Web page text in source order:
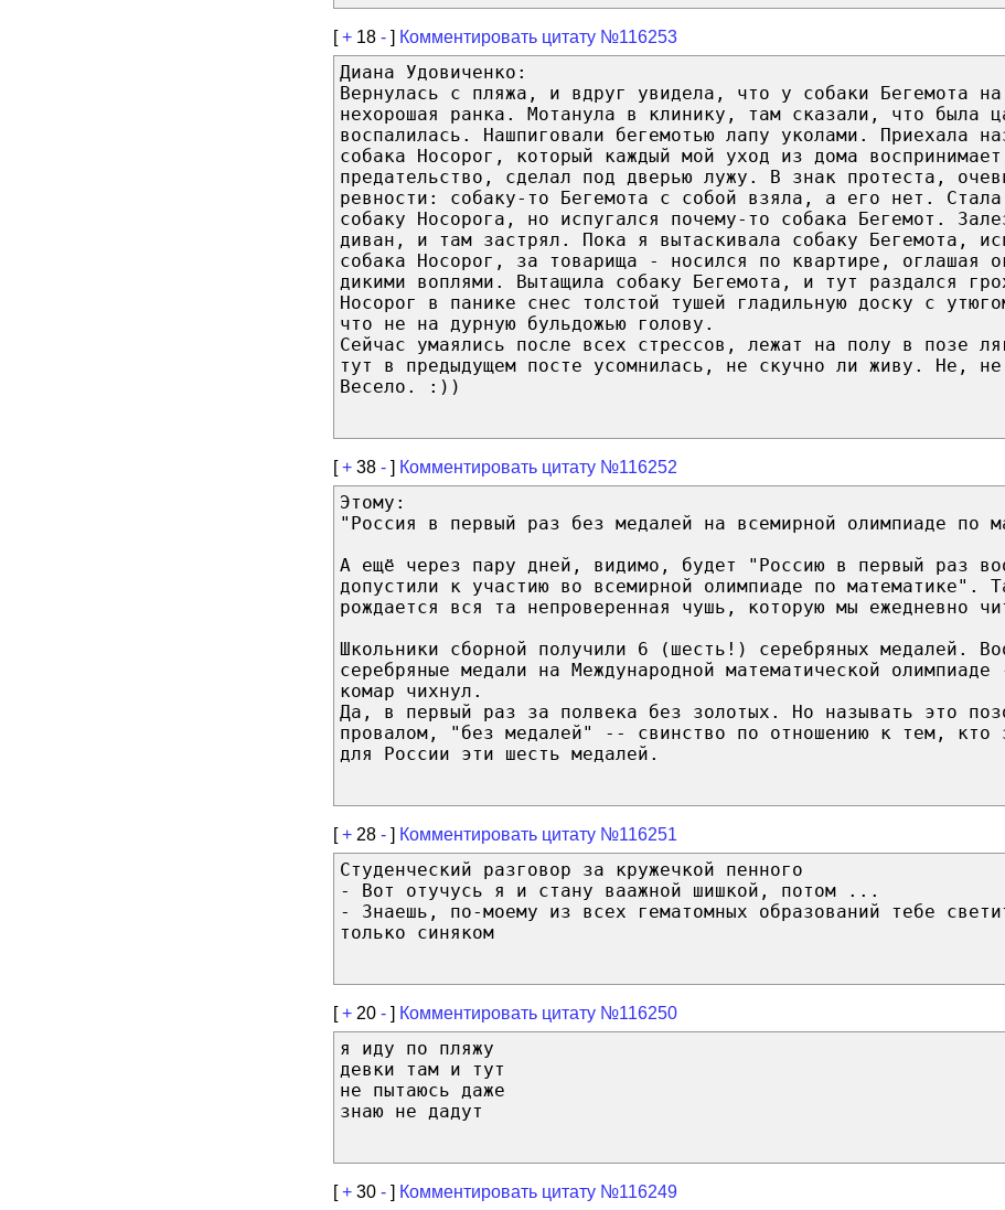
[+ 18 - ] Комментировать цитату №116253
Диана Удовиченко:
Вернулась с пляжа, и вдруг увидела, что у собаки Бегемота
нехорошая ранка. Мотанула в клинику, там сказали, что была
воспалилась. Нашпиговали бегемотью лапу уколами. Приехала
собака Носорог, который каждый мой уход из дома
предательство, сделал под дверью лужу. В знак протеста,
ревности: собаку-то Бегемота с собой взяла, а его нет. Стала
собаку Носорога, но испугался почему-то собака Бегемот.
диван, и там застрял. Пока я вытаскивала собаку Бегемота,
собака Носорог, за товарища - носился по квартире, оглашая
дикими воплями. Вытащила собаку Бегемота, и тут раздался
Носорог в панике снес толстой тушей гладильную доску с
что не на дурную бульдожью голову.
Сейчас умаялись после всех стрессов, лежат на полу в позе
тут в предыдущем посте усомнилась, не скучно ли живу. Не, не
Весело. :))
[+ 38 - ] Комментировать цитату №116252
Этому:
"Россия в первый раз без медалей на всемирной олимпиаде по
А ещё через пару дней, видимо, будет "Россию в первый раз
допустили к участию во всемирной олимпиаде по математике".
рождается вся та непроверенная чушь, которую мы ежедневно
Школьники сборной получили 6 (шесть!) серебряных медалей.
серебряные медали на Международной математической
комар чихнул.
Да, в первый раз за полвека без золотых. Но называть это
провалом, "без медалей" -- свинство по отношению к тем, кто
для России эти шесть медалей.
[+ 28 - ] Комментировать цитату №116251
Студенческий разговор за кружечкой пенного
- Вот отучусь я и стану ваажной шишкой, потом ...
- Знаешь, по-моему из всех гематомных образований тебе
только синяком
[+ 20 - ] Комментировать цитату №116250
я иду по пляжу
девки там и тут
не пытаюсь даже
знаю не дадут
[+ 30 - ] Комментировать цитату №116249